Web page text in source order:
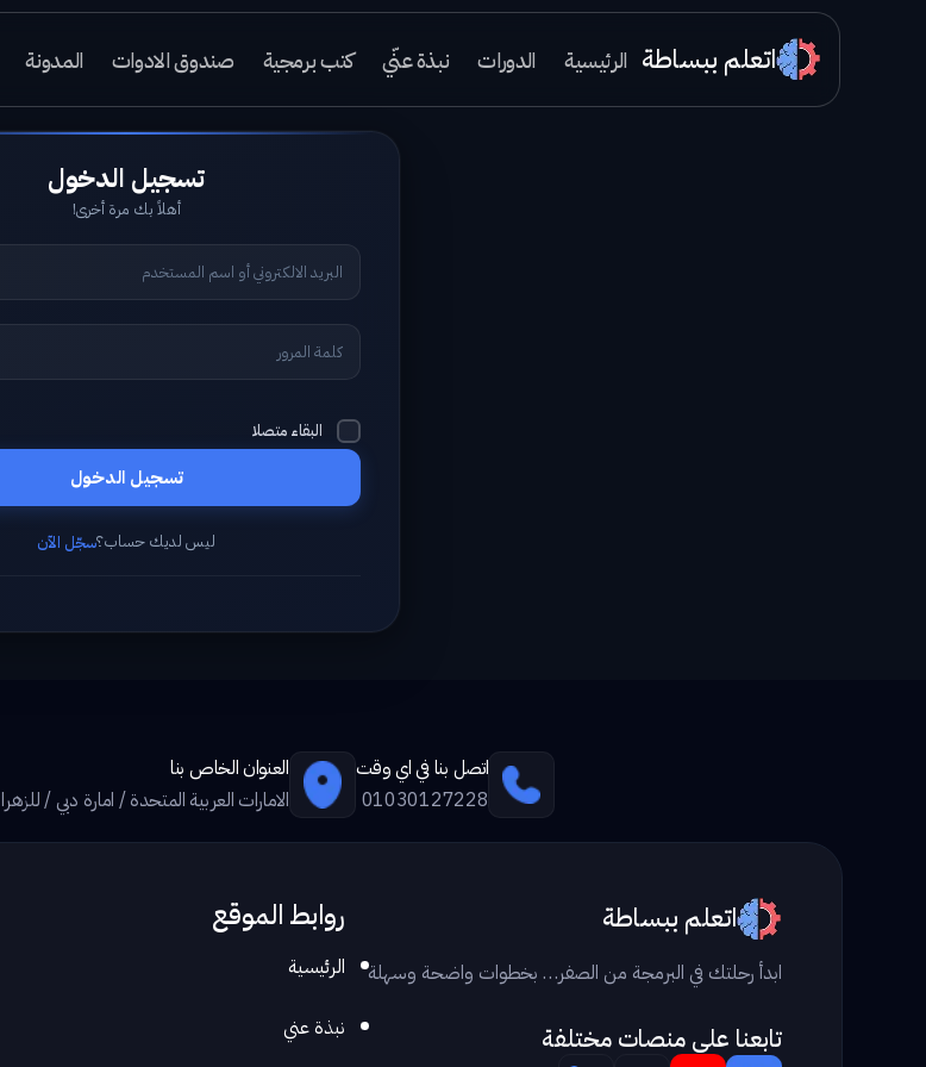
اتعلم ببساطة الرئيسية الدورات نبذة عنّي كتب برمجية صندوق الادوات المدونة
أهلاً بك مرة أخرى!
البقاء متصلا
تسجيل الدخول
ليس لديك حساب؟سجّل الآن
اتصل بنا في اي وقت
01030127228
العنوان الخاص بنا
الامارات العربية المتحدة / امارة دبي / للزهرا 1
اتعلم ببساطة
ابدأ رحلتك في البرمجة من الصفر… بخطوات واضحة وسهلة
تابعنا علي منصات مختلفة
روابط الموقع
الرئيسية
نبذة عني